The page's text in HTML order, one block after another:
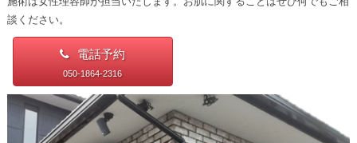
談ください。
電話予約
050-1864-2316